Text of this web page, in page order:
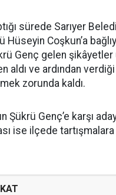
sürede Sarıyer
Coşkun’a
Genç gelen şikâyetler
aldı ve ardından
zorunda kaldı.
Şükrü Genç’e karşı
ise ilçede